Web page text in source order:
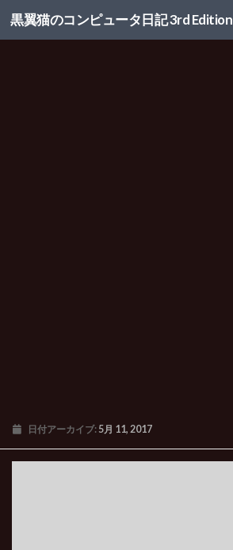
コンテンツへスキップ
黒翼猫のコンピュータ日記 3rd Edition
日付アーカイブ: 5月 11, 2017